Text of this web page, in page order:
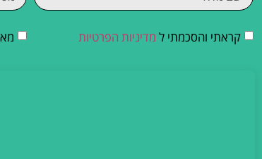
קראתי והסכמתי ל מדיניות הפרטיות